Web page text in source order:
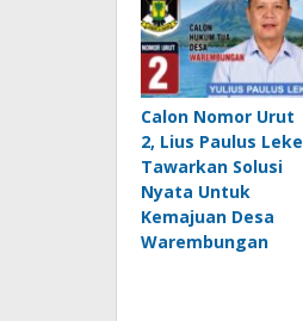
Calon Nomor Urut
2, Lius Paulus Leke
Tawarkan Solusi
Nyata Untuk
Kemajuan Desa
Warembungan